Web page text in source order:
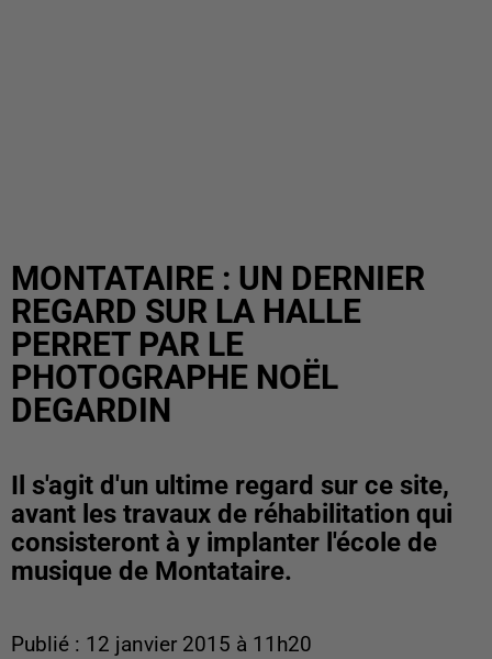
MONTATAIRE : UN DERNIER
REGARD SUR LA HALLE
PERRET PAR LE
PHOTOGRAPHE NOËL
DEGARDIN
Il s'agit d'un ultime regard sur ce site,
avant les travaux de réhabilitation qui
consisteront à y implanter l'école de
musique de Montataire.
Publié : 12 janvier 2015 à 11h20